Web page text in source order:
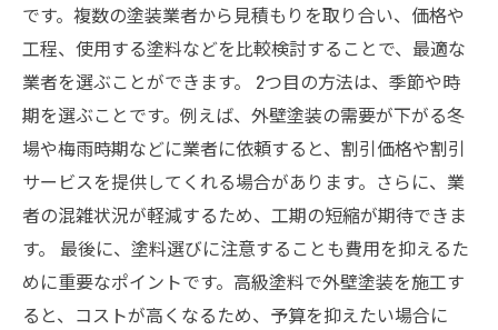
です。複数の塗装業者から見積もりを取り合い、価格や
工程、使用する塗料などを比較検討することで、最適な
業者を選ぶことができます。 2つ目の方法は、季節や時
期を選ぶことです。例えば、外壁塗装の需要が下がる冬
場や梅雨時期などに業者に依頼すると、割引価格や割引
サービスを提供してくれる場合があります。さらに、業
者の混雑状況が軽減するため、工期の短縮が期待できま
す。 最後に、塗料選びに注意することも費用を抑えるた
めに重要なポイントです。高級塗料で外壁塗装を施工す
ると、コストが高くなるため、予算を抑えたい場合に